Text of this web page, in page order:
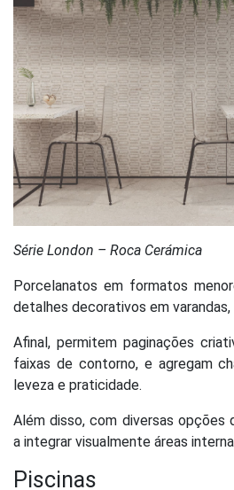
Série London – Roca Cerámica
Porcelanatos em formatos
detalhes decorativos em
Afinal, permitem paginações
faixas de contorno, e agregam
leveza e praticidade.
Além disso, com diversas opções
a integrar visualmente áreas
Piscinas